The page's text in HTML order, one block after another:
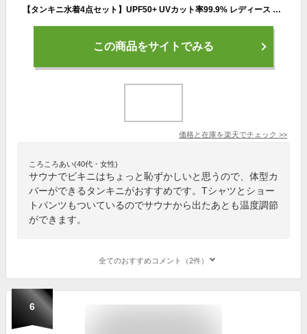
【タンキニ水着4点セット】UPF50+ UVカット率99.9% レディース 体型カバー Tシャツ ラッシュガード 半袖 セパレート ショートパンツ 短パン 大きいサイズ 20/30/40/50代 ミセス 花柄 シンプル 小胸 ホルターネック 盛れる お腹/太もも/お尻 露出控え紫外線対策 ママ水着
この商品をサイトでみる
価格と在庫を楽天でチェック >>
ころころあい(40代・女性)
サウナでビキニはちょっと恥ずかしいと思うので、体型カ
バーができるタンキニがおすすめです。Tシャツとショー
トパンツもついているのでサウナから出たあとも温度調節
ができます。
全てのおすすめコメント（2件）
6